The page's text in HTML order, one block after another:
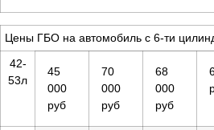
Цены ГБО на автомобиль с 6-ти
42-
53л
45
000
руб
70
000
руб
68
000
руб